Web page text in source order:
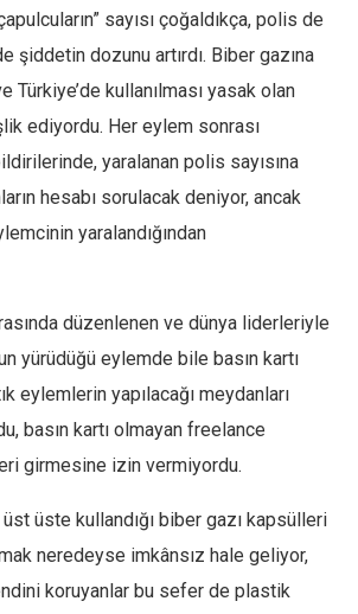
sayısı çoğaldıkça, polis de
şiddetin dozunu artırdı. Biber gazına
Türkiye’de kullanılması yasak olan
ediyordu. Her eylem sonrası
yaralanan polis sayısına
hesabı sorulacak deniyor, ancak
yaralandığından
düzenlenen ve dünya liderleriyle
yürüdüğü eylemde bile basın kartı
eylemlerin yapılacağı meydanları
basın kartı olmayan freelance
girmesine izin vermiyordu.
üste kullandığı biber gazı kapsülleri
neredeyse imkânsız hale geliyor,
koruyanlar bu sefer de plastik